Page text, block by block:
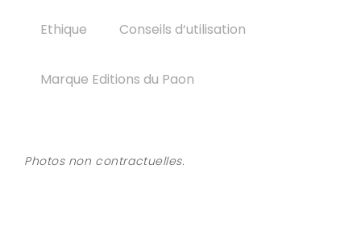
Ethique Conseils d‘utilisation
Marque Editions du Paon
Photos non contractuelles.